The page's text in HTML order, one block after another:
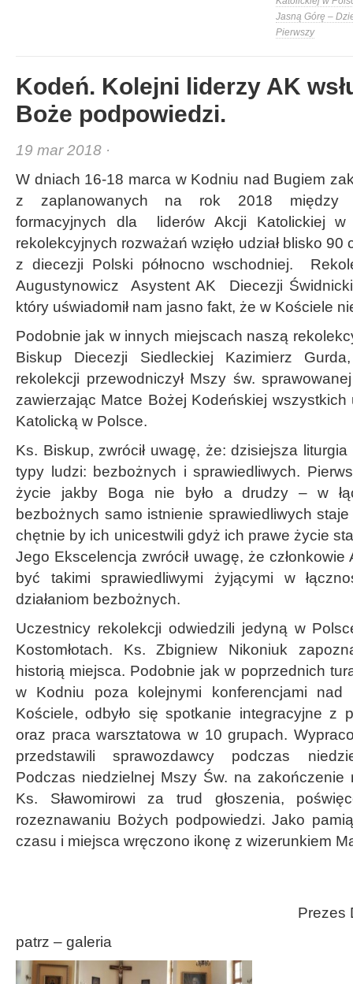
Jasną Górę –
Pierwszy
Kodeń. Kolejni liderzy AK
Boże podpowiedzi.
19 mar 2018 ·
W dniach 16-18 marca w Kodniu nad Bugiem
z zaplanowanych na rok 2018 między
formacyjnych dla liderów Akcji Katolickiej
rekolekcyjnych rozważań wzięło udział blisko 90
z diecezji Polski północno wschodniej.
Augustynowicz Asystent AK Diecezji
który uświadomił nam jasno fakt, że w Kościele
Podobnie jak w innych miejscach naszą
Biskup Diecezji Siedleckiej Kazimierz
rekolekcji przewodniczył Mszy św.
zawierzając Matce Bożej Kodeńskiej wszystkich
Katolicką w Polsce.
Ks. Biskup, zwrócił uwagę, że: dzisiejsza
typy ludzi: bezbożnych i sprawiedliwych.
życie jakby Boga nie było a drudzy – w
bezbożnych samo istnienie sprawiedliwych
chętnie by ich unicestwili gdyż ich prawe życie
Jego Ekscelencja zwrócił uwagę, że
być takimi sprawiedliwymi żyjącymi w
działaniom bezbożnych.
Uczestnicy rekolekcji odwiedzili jedyną w
Kostomłotach. Ks. Zbigniew Nikoniuk
historią miejsca. Podobnie jak w poprzednich
w Kodniu poza kolejnymi konferencjami nad
Kościele, odbyło się spotkanie integracyjne z
oraz praca warsztatowa w 10 grupach.
przedstawili sprawozdawcy podczas
Podczas niedzielnej Mszy Św. na zakończenie
Ks. Sławomirowi za trud głoszenia,
rozeznawaniu Bożych podpowiedzi. Jako
czasu i miejsca wręczono ikonę z wizerunkiem
Prezes
patrz – galeria